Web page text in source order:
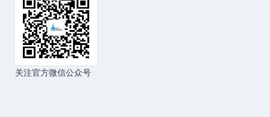
关注官方微信公众号